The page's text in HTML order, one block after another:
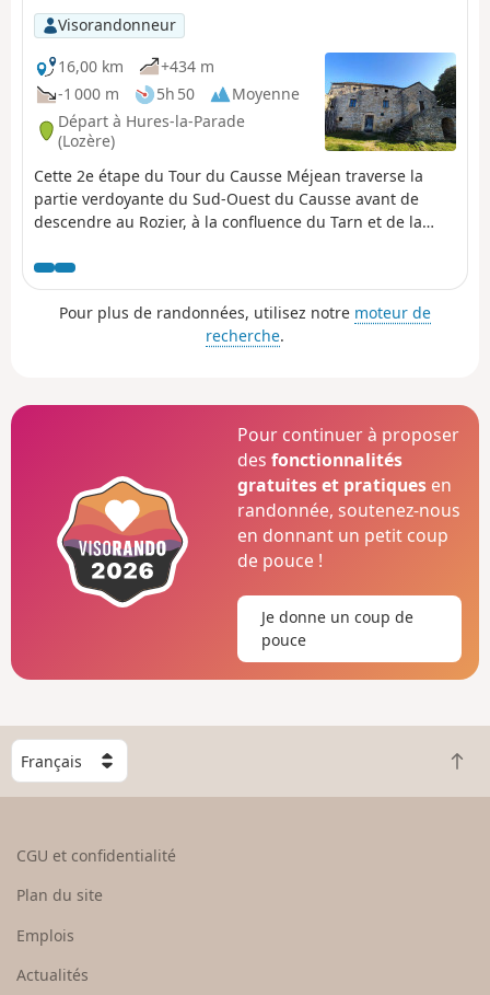
Visorandonneur
16,00 km
+434 m
-1 000 m
5h 50
Moyenne
Départ à Hures-la-Parade
(Lozère)
Cette 2e étape du Tour du Causse Méjean traverse la
partie verdoyante du Sud-Ouest du Causse avant de
descendre au Rozier, à la confluence du Tarn et de la
Tripiers, le village gallo-romain des Résiniers, le Rocher
de Capluc. Le tracé décrit ne passe pas par les célèbres
Vases de Chine et de Sèvres au-dessus des Gorges de la
Jonte, cette partie plus technique et plus connue pourra
Pour plus de randonnées, utilisez notre moteur de
recherche.
Pour continuer à proposer
desfonctionnalités
gratuites et pratiques en
randonnée, soutenez-nous
en donnant un petit coup
de pouce !
Je donne un coup de
pouce
C
h
o
e
u
R
e
CGU et confidentialité
Plan du site
Emplois
Actualités